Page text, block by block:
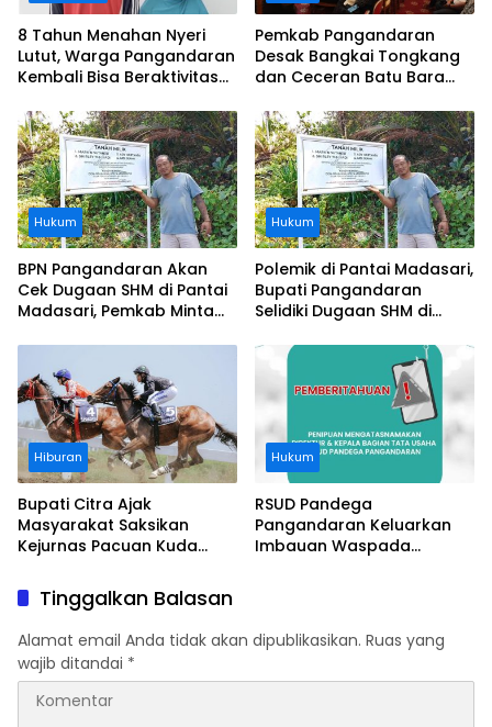
8 Tahun Menahan Nyeri
Lutut, Warga Pangandaran
Kembali Bisa Beraktivitas
Ditanggung BPJS
Pemkab Pangandaran
Desak Bangkai Tongkang
dan Ceceran Batu Bara
Buruknya Koordinasi
Perusahaan
Hukum
BPN Pangandaran Akan
Cek Dugaan SHM di Pantai
Madasari, Pemkab Minta
Hukum
Polemik di Pantai Madasari,
Bupati Pangandaran
Selidiki Dugaan SHM di
Pantai
Hiburan
Bupati Citra Ajak
Masyarakat Saksikan
Kejurnas Pacuan Kuda
Legokjawa
Hukum
RSUD Pandega
Pangandaran Keluarkan
Imbauan Waspada
Tinggalkan Balasan
Alamat email Anda tidak akan dipublikasikan. Ruas yang
wajib ditandai *